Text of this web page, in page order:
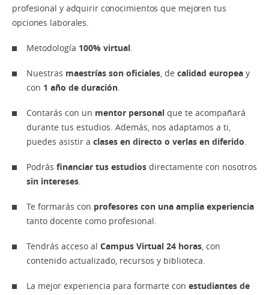
profesional y adquirir conocimientos que mejoren tus
opciones laborales.
Metodología 100% virtual.
Nuestras maestrías son oficiales, de calidad europea y
con 1 año de duración.
Contarás con un mentor personal que te acompañará
durante tus estudios. Además, nos adaptamos a ti,
puedes asistir a clases en directo o verlas en diferido.
Podrás financiar tus estudios directamente con nosotros
sin intereses.
Te formarás con profesores con una amplia experiencia
tanto docente como profesional.
Tendrás acceso al Campus Virtual 24 horas, con
contenido actualizado, recursos y biblioteca.
La mejor experiencia para formarte con estudiantes de